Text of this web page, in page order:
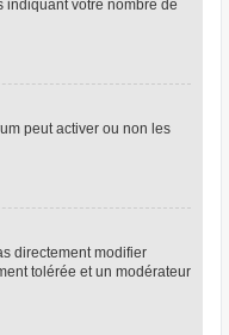
indiquant votre nombre de
peut activer ou non les
directement modifier
tolérée et un modérateur